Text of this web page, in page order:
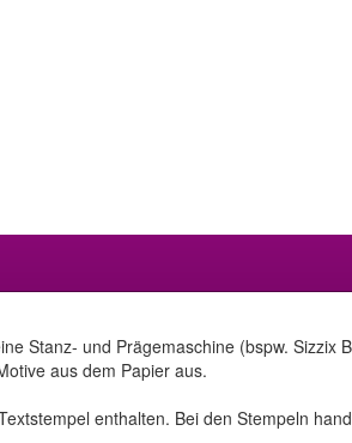
Stanz- und Prägemaschine (bspw. Sizzix
aus dem Papier aus.
enthalten. Bei den Stempeln